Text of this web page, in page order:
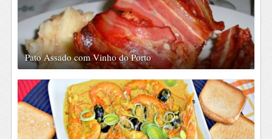
Pato Assado com Vinho do Porto